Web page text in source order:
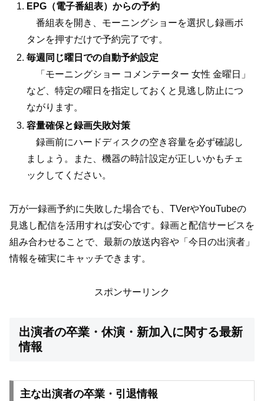
EPG（電子番組表）からの予約
番組表を開き、モーニングショーを選択し録画ボ
タンを押すだけで予約完了です。
毎週同じ曜日での自動予約設定
「モーニングショー コメンテーター 女性 金曜日」
など、特定の曜日を指定しておくと見逃し防止につ
ながります。
容量確保と録画失敗対策
録画前にハードディスクの空き容量を必ず確認し
ましょう。また、機器の時計設定が正しいかもチェ
ックしてください。
万が一録画予約に失敗した場合でも、TVerやYouTubeの
見逃し配信を活用すれば安心です。録画と配信サービスを
組み合わせることで、最新の放送内容や「今日の出演者」
情報を確実にキャッチできます。
スポンサーリンク
出演者の卒業・休演・新加入に関する最新
情報
主な出演者の卒業・引退情報